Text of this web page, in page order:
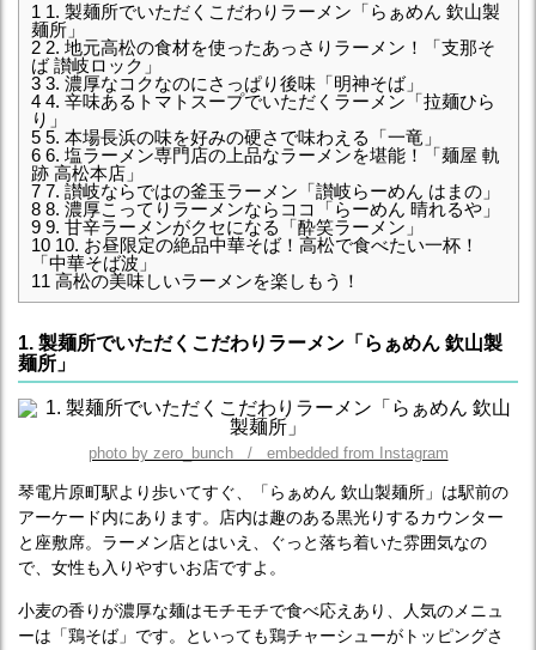
1 1. 製麺所でいただくこだわりラーメン「らぁめん 欽山製
麺所」
2 2. 地元高松の食材を使ったあっさりラーメン！「支那そ
ば 讃岐ロック」
3 3. 濃厚なコクなのにさっぱり後味「明神そば」
4 4. 辛味あるトマトスープでいただくラーメン「拉麺ひら
り」
5 5. 本場長浜の味を好みの硬さで味わえる「一竜」
6 6. 塩ラーメン専門店の上品なラーメンを堪能！「麺屋 軌
跡 高松本店」
7 7. 讃岐ならではの釜玉ラーメン「讃岐らーめん はまの」
8 8. 濃厚こってりラーメンならココ「らーめん 晴れるや」
9 9. 甘辛ラーメンがクセになる「酔笑ラーメン」
10 10. お昼限定の絶品中華そば！高松で食べたい一杯！
「中華そば波」
11 高松の美味しいラーメンを楽しもう！
1. 製麺所でいただくこだわりラーメン「らぁめん 欽山製
麺所」
photo by zero_bunch / embedded from Instagram
琴電片原町駅より歩いてすぐ、「らぁめん 欽山製麺所」は駅前の
アーケード内にあります。店内は趣のある黒光りするカウンター
と座敷席。ラーメン店とはいえ、ぐっと落ち着いた雰囲気なの
で、女性も入りやすいお店ですよ。
小麦の香りが濃厚な麺はモチモチで食べ応えあり、人気のメニュ
ーは「鶏そば」です。といっても鶏チャーシューがトッピングさ